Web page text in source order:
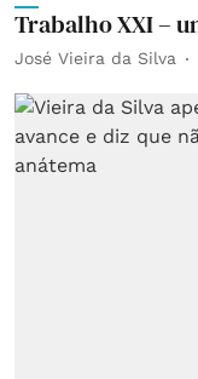
Trabalho XXI –
José Vieira da Silva